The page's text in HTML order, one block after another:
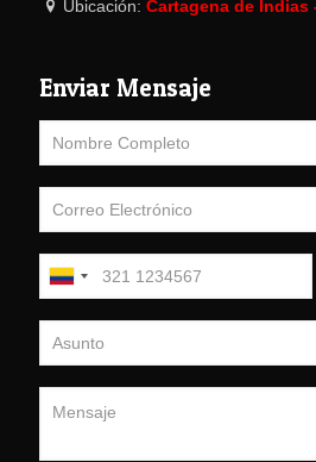
Ubicación: Cartagena de Indias
Enviar Mensaje